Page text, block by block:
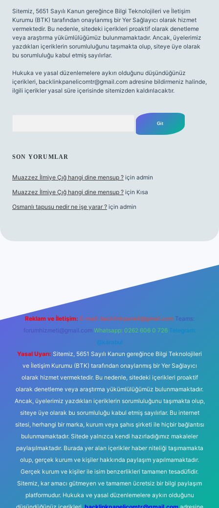
Sitemiz, 5651 Sayılı Kanun gereğince Bilgi Teknolojileri ve İletişim
Kurumu (BTK) tarafından onaylanmış bir Yer Sağlayıcı olarak hizmet
vermektedir. Bu nedenle, sitedeki içerikleri proaktif olarak denetleme
veya araştırma yükümlülüğümüz bulunmamaktadır. Ancak, üyelerimiz
yazdıkları içeriklerin sorumluluğunu taşımakta olup, siteye üye olarak
bu sorumluluğu kabul etmiş sayılırlar.
Hukuka ve yasal düzenlemelere aykırı olduğunu düşündüğünüz
içerikleri, backlinkpanelicomtr@gmail.com adresine bildirmeniz halinde,
ilgili içerikler yasal süre içerisinde sitemizden kaldırılacaktır.
SON YORUMLAR
Muazzez İlmiye Çığ hangi dine mensup ? için admin
Muazzez İlmiye Çığ hangi dine mensup ? için Kısa
Osmanlı tapusu nedir ne işe yarar ? için admin
Reklam ve İletişim: E-mail: backlinkpaneli@gmail.com Teams:
forumhizmeti@gmail.com Whatsapp: 0262 606 0 726 Telegram:
@karabul
Yasal Uyarı: Sitemiz, 5651 Sayılı Kanun gereğince Bilgi Teknolojileri
ve İletişim Kurumu (BTK) tarafından onaylanmış bir Yer Sağlayıcı
olarak hizmet vermektedir. Bu nedenle, sitedeki içerikleri proaktif
olarak denetleme veya araştırma yükümlülüğümüz bulunmamaktadır.
Ancak, üyelerimiz yazdıkları içeriklerin sorumluluğunu taşımakta olup,
siteye üye olarak bu sorumluluğu kabul etmiş sayılırlar. Bu internet
sitesi, herhangi bir marka, kurum veya şahıs şirketi ile hiçbir bağlantısı
bulunmamaktadır. Sitede yalnızca kendi hazırladığımız makaleler
paylaşılmaktadır. Burada yer alan içerikler haber niteliği taşımamakta
olup, gerçek kurum ve kişiler hakkında paylaşım yapılmamaktadır.
Gerçek kurum ve kişiler ile isim benzerlikleri tamamen tesadüfidir.
Sitemiz, kar amacı gütmeyen ve tamamen ücretsiz bir bilgi paylaşım
platformudur. Hukuka ve yasal düzenlemelere aykırı olduğunu